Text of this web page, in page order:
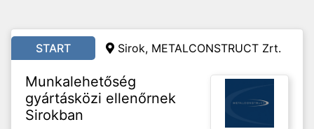
START Sirok, METALCONSTRUCT Zrt.
Munkalehetőség
gyártásközi ellenőrnek
Sirokban